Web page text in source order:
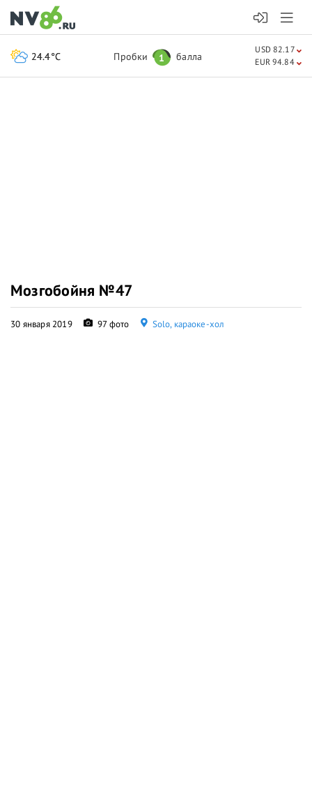
Мозгобойня №47
30 января 2019 97 фото Solo, караоке-хол
24.4°C Пробки 1 балла
USD 82.17
EUR 94.84